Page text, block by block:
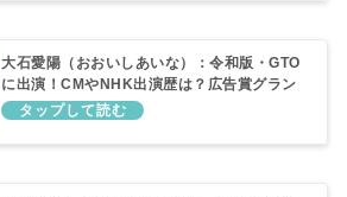
大石愛陽（おおいしあいな）：令和版・GTO
に出演！CMやNHK出演歴は？広告賞グラン
プリ作品で主演を務めた注目の新人女優を調